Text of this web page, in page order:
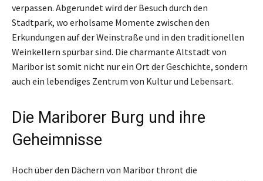
verpassen. Abgerundet wird der Besuch durch den
Stadtpark, wo erholsame Momente zwischen den
Erkundungen auf der Weinstraße und in den traditionellen
Weinkellern spürbar sind. Die charmante Altstadt von
Maribor ist somit nicht nur ein Ort der Geschichte, sondern
auch ein lebendiges Zentrum von Kultur und Lebensart.
Die Mariborer Burg und ihre
Geheimnisse
Hoch über den Dächern von Maribor thront die